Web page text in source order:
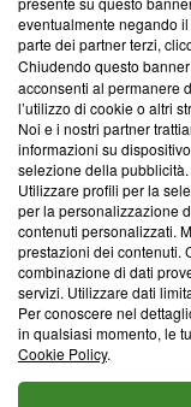
Su di noi
Team editoriale
Corporate
Redazione
Informativa
Cookie Policy
Blasting SA, IDI
Lugano (Svizzera)
© 2026 Blasting News
eventualmente negando
parte dei partner terzi,
Chiudendo questo
acconsenti al permanere
l’utilizzo di cookie o altri
Noi e i nostri partner
informazioni su
selezione della
Utilizzare profili per la
per la personalizzazione
contenuti personalizzati.
prestazioni dei contenuti.
combinazione di dati
servizi. Utilizzare dati
Per conoscere nel
in qualsiasi momento, le
Cookie Policy.